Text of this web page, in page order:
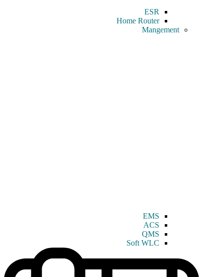
ESR
Home Router
Mangement
EMS
ACS
QMS
Soft WLC